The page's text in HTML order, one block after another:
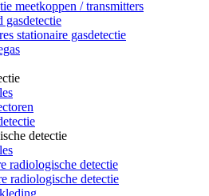
meetkoppen / transmitters
gasdetectie
stationaire gasdetectie
detectie
radiologische detectie
radiologische detectie